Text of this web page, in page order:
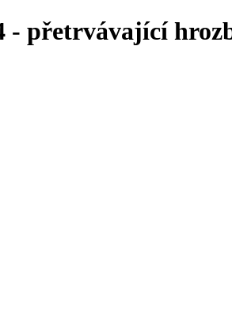
- přetrvávající